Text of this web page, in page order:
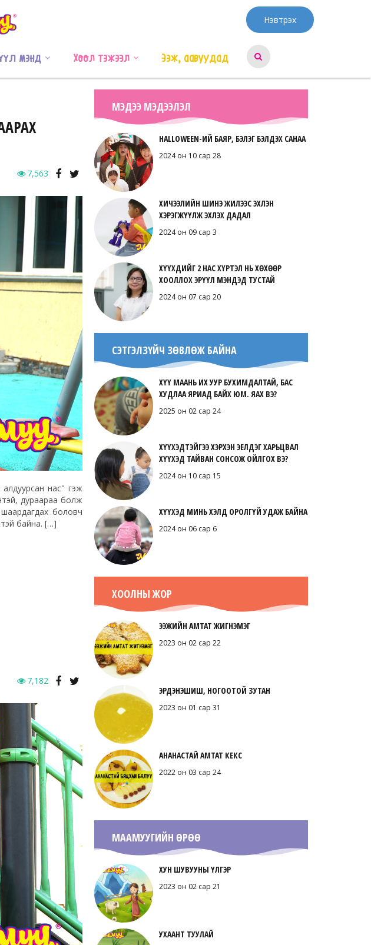
Нэвтрэх
мэнд Хоол тэжээл Ээж, аавуудад
7,563
алдуурсан нас" гэж
дураараа болж
шаардагдах боловч
байна. […]
7,182
МЭДЭЭ МЭДЭЭЛЭЛ
HALLOWEEN-ИЙ БАЯР, БЭЛЭГ БЭЛДЭХ САНАА
2024 он 10 сар 28
ХИЧЭЭЛИЙН ШИНЭ ЖИЛЭЭС ЭХЛЭН
ХЭРЭГЖҮҮЛЖ ЭХЛЭХ ДАДАЛ
2024 он 09 сар 3
ХҮҮХДИЙГ 2 НАС ХҮРТЭЛ НЬ ХӨХӨӨР
ХООЛЛОХ ЭРҮҮЛ МЭНДЭД ТУСТАЙ
2024 он 07 сар 20
СЭТГЭЛЗҮЙЧ ЗӨВЛӨЖ БАЙНА
ХҮҮ МААНЬ ИХ УУР БУХИМДАЛТАЙ, БАС
ХУДЛАА ЯРИАД БАЙХ ЮМ. ЯАХ ВЭ?
2025 он 02 сар 24
ХҮҮХЭДТЭЙГЭЭ ХЭРХЭН ЭЕЛДЭГ ХАРЬЦВАЛ
ХҮҮХЭД ТАЙВАН СОНСОЖ ОЙЛГОХ ВЭ?
2024 он 10 сар 15
ХҮҮХЭД МИНЬ ХЭЛД ОРОЛГҮЙ УДАЖ БАЙНА
2024 он 06 сар 6
ХООЛНЫ ЖОР
ЭЭЖИЙН АМТАТ ЖИГНЭМЭГ
2023 он 02 сар 22
ЭРДЭНЭШИШ, НОГООТОЙ ЗУТАН
2023 он 01 сар 31
АНАНАСТАЙ АМТАТ КЕКС
2022 он 03 сар 24
МААМУУГИЙН ӨРӨӨ
ХУН ШУВУУНЫ ҮЛГЭР
2023 он 02 сар 21
УХААНТ ТУУЛАЙ